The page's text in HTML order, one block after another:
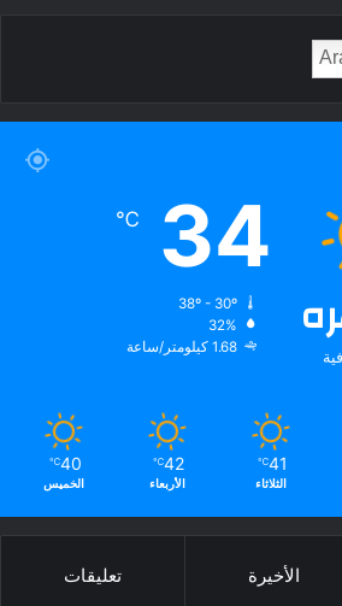
34
℃
32%
1.68 كيلومتر/ساعة
41
℃
الثلاثاء
42
℃
الأربعاء
40
℃
الخميس
الأخيرة تعليقات